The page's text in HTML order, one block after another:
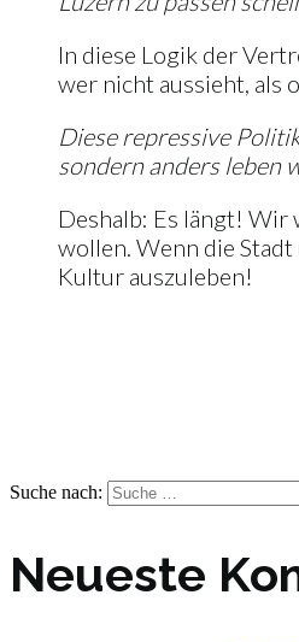
In diese Logik der
wer nicht aussieht, als
Diese repressive
sondern anders leben
Deshalb: Es längt! Wir
wollen. Wenn die
Kultur auszuleben!
Suche nach:
Neueste